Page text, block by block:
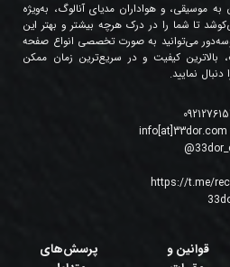
info[at]33dor.com
@
https://t.me/
موسیقی، و هواداران مدیای آنالوگ، به‌ویژه
تا شما را در درک هرچه بیشتر و بهتر این
می‌توانید به صورت تخصصی انواع صفحه
بالاترین کیفیت و در سریع‌ترین زمان ممکن
نمایید.
قوانین و
پرسش‌های